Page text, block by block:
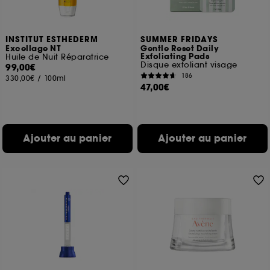
INSTITUT ESTHEDERM
Excellage NT
Huile de Nuit Réparatrice
99,00€
330,00€ / 100ml
Ajouter au panier
SUMMER FRIDAYS
Gentle Reset Daily
Exfoliating Pads
Disque exfoliant visage
186
47,00€
Ajouter au panier